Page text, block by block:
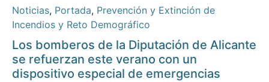
Noticias, Portada, Prevención y Extinción de
Incendios y Reto Demográfico
Los bomberos de la Diputación de Alicante
se refuerzan este verano con un
dispositivo especial de emergencias